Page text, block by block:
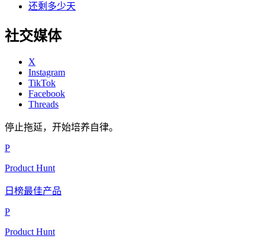
还剩多少天
社交媒体
X
Instagram
TikTok
Facebook
Threads
停止拖延，开始培养自律。
P
Product Hunt
日榜最佳产品
P
Product Hunt